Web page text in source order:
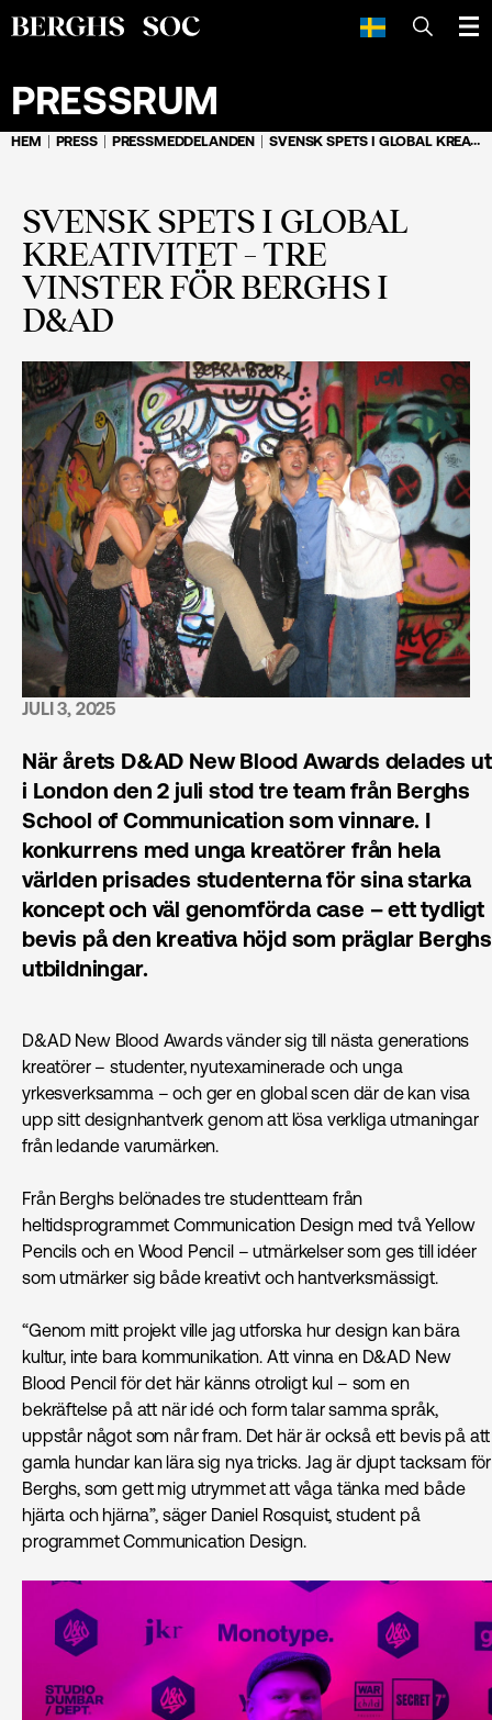
SÖK
PRESSRUM
HEM PRESS PRESSMEDDELANDEN SVENSK SPETS I GLOBAL KREATIVITET – TRE VINSTER FÖR BERGHS I D&AD
SVENSK SPETS I GLOBAL
KREATIVITET – TRE
VINSTER FÖR BERGHS I
D&AD
JULI 3, 2025
När årets D&AD New Blood Awards delades ut
i London den 2 juli stod tre team från Berghs
School of Communication som vinnare. I
konkurrens med unga kreatörer från hela
världen prisades studenterna för sina starka
koncept och väl genomförda case – ett tydligt
bevis på den kreativa höjd som präglar Berghs
utbildningar.
D&AD New Blood Awards vänder sig till nästa generations
kreatörer – studenter, nyutexaminerade och unga
yrkesverksamma – och ger en global scen där de kan visa
upp sitt designhantverk genom att lösa verkliga utmaningar
från ledande varumärken.
Från Berghs belönades tre studentteam från
heltidsprogrammet Communication Design med två Yellow
Pencils och en Wood Pencil – utmärkelser som ges till idéer
som utmärker sig både kreativt och hantverksmässigt.
“Genom mitt projekt ville jag utforska hur design kan bära
kultur, inte bara kommunikation. Att vinna en D&AD New
Blood Pencil för det här känns otroligt kul – som en
bekräftelse på att när idé och form talar samma språk,
uppstår något som når fram. Det här är också ett bevis på att
gamla hundar kan lära sig nya tricks. Jag är djupt tacksam för
Berghs, som gett mig utrymmet att våga tänka med både
hjärta och hjärna”, säger Daniel Rosquist, student på
programmet Communication Design.